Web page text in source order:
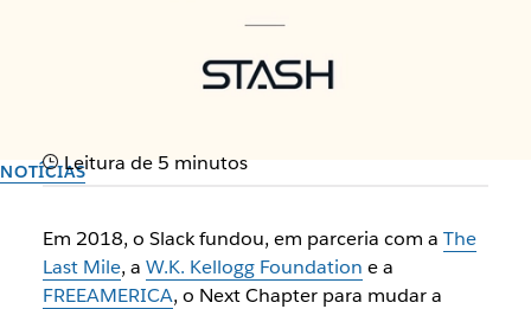
NOTÍCIAS
O Next Chapter passa a ter
14 empresas parceiras
Leitura de 5 minutos
Em 2018, o Slack fundou, em parceria com a The
Last Mile, a W.K. Kellogg Foundation e a
FREEAMERICA, o Next Chapter para mudar a